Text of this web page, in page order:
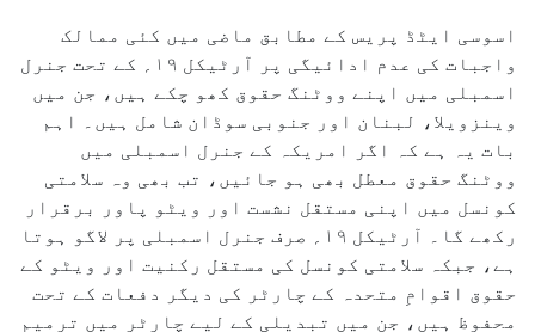
اسوسی ایٹڈ پریس کے مطابق ماضی میں کئی ممالک
واجبات کی عدم ادائیگی پر آرٹیکل ۱۹؍ کے تحت جنرل
اسمبلی میں اپنے ووٹنگ حقوق کھو چکے ہیں، جن میں
وینزویلا، لبنان اور جنوبی سوڈان شامل ہیں۔ اہم
بات یہ ہے کہ اگر امریکہ کے جنرل اسمبلی میں
ووٹنگ حقوق معطل بھی ہو جائیں، تب بھی وہ سلامتی
کونسل میں اپنی مستقل نشست اور ویٹو پاور برقرار
رکھے گا۔ آرٹیکل ۱۹؍ صرف جنرل اسمبلی پر لاگو ہوتا
ہے، جبکہ سلامتی کونسل کی مستقل رکنیت اور ویٹو کے
حقوق اقوامِ متحدہ کے چارٹر کی دیگر دفعات کے تحت
محفوظ ہیں، جن میں تبدیلی کے لیے چارٹر میں ترمیم